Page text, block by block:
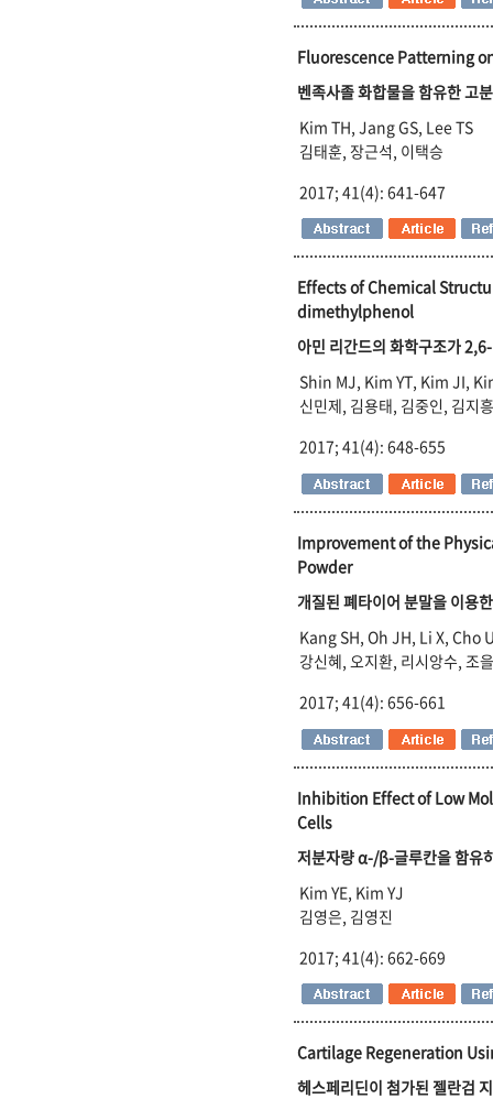
Fluorescence Patterning
벤족사졸 화합물을 함유한 고
Kim TH, Jang GS, Lee TS
김태훈, 장근석, 이택승
2017; 41(4): 641-647
Effects of Chemical
dimethylphenol
아민 리간드의 화학구조가
Shin MJ, Kim YT, Kim JI,
신민제, 김용태, 김중인, 김지
2017; 41(4): 648-655
Improvement of the
Powder
개질된 폐타이어 분말을 이용
Kang SH, Oh JH, Li X, Cho
강신혜, 오지환, 리시앙수, 조
2017; 41(4): 656-661
Inhibition Effect of Low
Cells
저분자량 α-/β-글루칸을 함유
Kim YE, Kim YJ
김영은, 김영진
2017; 41(4): 662-669
Cartilage Regeneration
헤스페리딘이 첨가된 젤란검